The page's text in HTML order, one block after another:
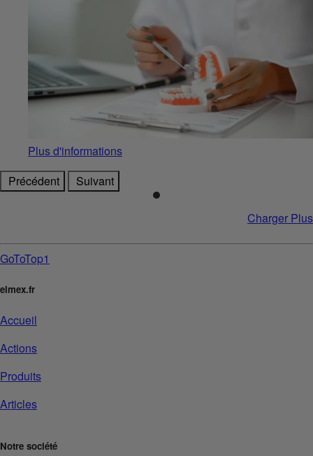
Plus d'informations
Précédent
Suivant
Charger Plus
GoToTop1
elmex.fr
Accueil
Actions
Produits
Articles
Notre société